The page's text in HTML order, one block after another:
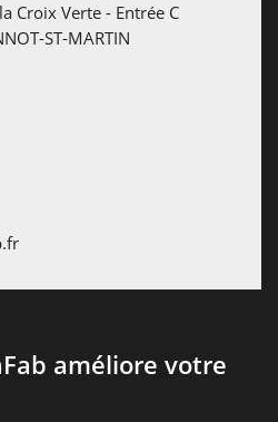
Croix Verte - Entrée C
ST-MARTIN
améliore votre